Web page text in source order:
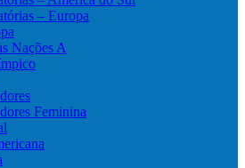
– Europa
Nações A
Feminina